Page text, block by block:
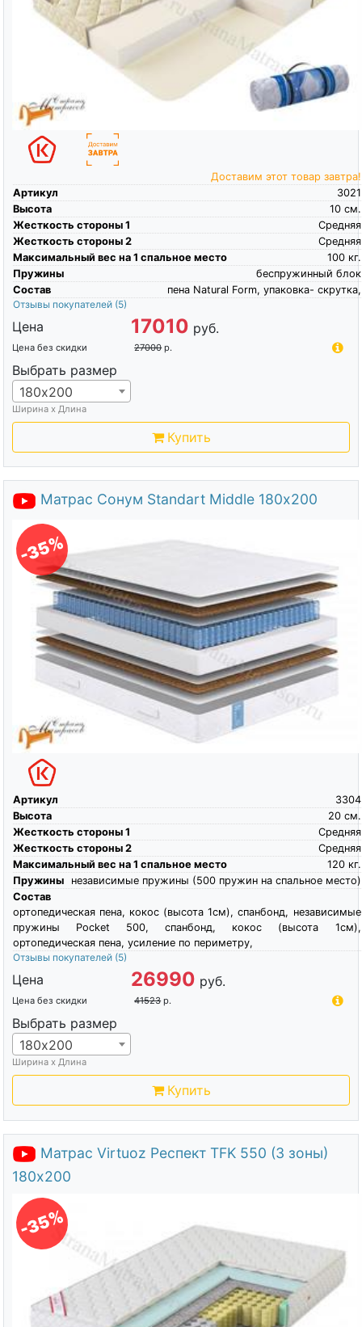
Доставим этот товар завтра!
Артикул
3021
Высота
см.
10
Жесткость стороны 1
Средняя
Жесткость стороны 2
Средняя
Максимальный вес на 1 спальное место
кг.
100
Пружины
беспружинный блок
Состав
пена Natural Form, упаковка- скрутка,
Отзывы покупателей (5)
Цена 17010 руб.
Цена без скидки 27000 р.
Выбрать размер
180х200
Ширина х Длина
Купить
Матрас Сонум Standart Middle 180х200
-35%
Артикул
3304
Высота
см.
20
Жесткость стороны 1
Средняя
Жесткость стороны 2
Средняя
Максимальный вес на 1 спальное место
кг.
120
Пружины
независимые пружины (500 пружин на спальное место)
Состав
ортопедическая пена, кокос (высота 1см), спанбонд, независимые
пружины Pocket 500, спанбонд, кокос (высота 1см),
ортопедическая пена, усиление по периметру,
Отзывы покупателей (5)
Цена 26990 руб.
Цена без скидки 41523 р.
Выбрать размер
180х200
Ширина х Длина
Купить
Матрас Virtuoz Респект TFK 550 (3 зоны)
180х200
-35%